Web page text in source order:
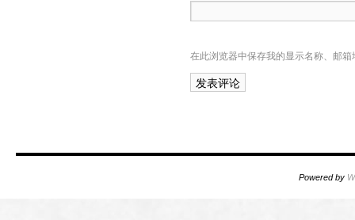
在此浏览器中保存我的显示名称、邮
Powered by